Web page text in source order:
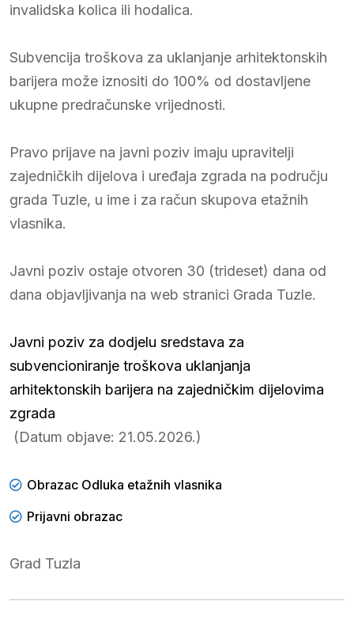
invalidska kolica ili hodalica.
Subvencija troškova za uklanjanje arhitektonskih
barijera može iznositi do 100% od dostavljene
ukupne predračunske vrijednosti.
Pravo prijave na javni poziv imaju upravitelji
zajedničkih dijelova i uređaja zgrada na području
grada Tuzle, u ime i za račun skupova etažnih
vlasnika.
Javni poziv ostaje otvoren 30 (trideset) dana od
dana objavljivanja na web stranici Grada Tuzle.
Javni poziv za dodjelu sredstava za
subvencioniranje troškova uklanjanja
arhitektonskih barijera na zajedničkim dijelovima
zgrada
(Datum objave: 21.05.2026.)
Obrazac Odluka etažnih vlasnika
Prijavni obrazac
Grad Tuzla